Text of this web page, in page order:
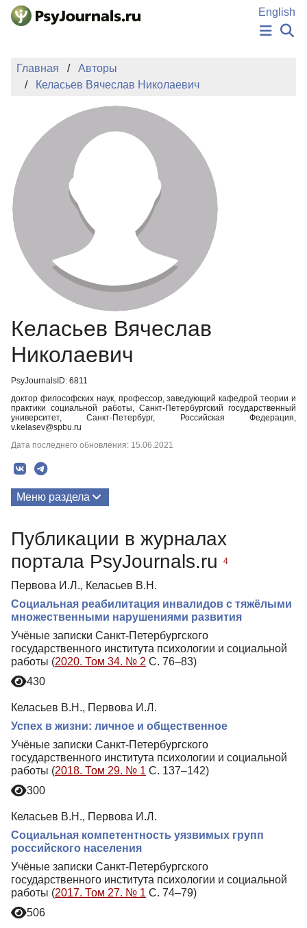
Перейти к основному содержанию
English
ИЗДАНИЯ
ПОДАТЬ РУКОПИСЬ
БАЗА ЗНАНИЙ
КЛЮЧЕВЫЕ СЛОВА
Регистрация
Главная
Авторы
Келасьев Вячеслав Николаевич
Келасьев Вячеслав
Николаевич
PsyJournalsID: 6811
доктор философских наук, профессор, заведующий кафедрой теории и
практики социальной работы, Санкт-Петербургский государственный
университет, Санкт-Петербург, Российская Федерация,
v.kelasev@spbu.ru
Дата последнего обновления: 15.06.2021
Меню раздела
Публикации в журналах
портала PsyJournals.ru
4
Первова И.Л., Келасьев В.Н.
Социальная реабилитация инвалидов с тяжёлыми
множественными нарушениями развития
Учёные записки Санкт-Петербургского
государственного института психологии и социальной
работы (2020. Том 34. № 2 С. 76–83)
430
Келасьев В.Н., Первова И.Л.
Успех в жизни: личное и общественное
Учёные записки Санкт-Петербургского
государственного института психологии и социальной
работы (2018. Том 29. № 1 С. 137–142)
300
Келасьев В.Н., Первова И.Л.
Социальная компетентность уязвимых групп
российского населения
Учёные записки Санкт-Петербургского
государственного института психологии и социальной
работы (2017. Том 27. № 1 С. 74–79)
506